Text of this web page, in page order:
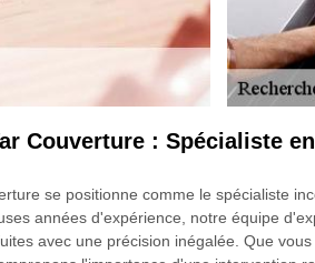
Couverture : Spécialiste
se positionne comme le spécialiste
années d'expérience, notre équipe
avec une précision inégalée. Que